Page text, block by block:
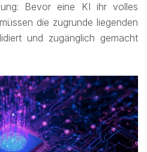
Bevor eine KI ihr volles
die zugrunde liegenden
und zugänglich gemacht